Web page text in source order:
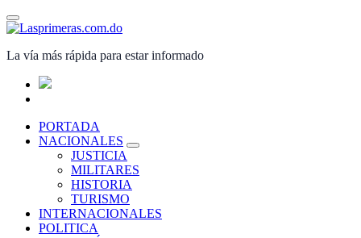
Saltar
al
La vía más rápida para estar informado
PORTADA
NACIONALES
JUSTICIA
MILITARES
HISTORIA
TURISMO
INTERNACIONALES
POLITICA